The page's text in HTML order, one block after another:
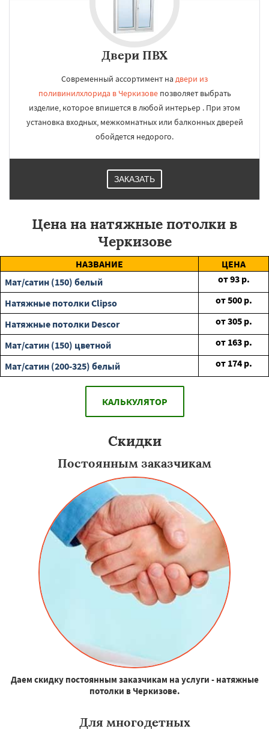
Двери ПВХ
Современный ассортимент на двери из
поливинилхлорида в Черкизовепозволяет выбрать
изделие, которое впишется в любой интерьер . При этом
установка входных, межкомнатных или балконных дверей
обойдется недорого.
ЗАКАЗАТЬ
Цена на натяжные потолки в
Черкизове
НАЗВАНИЕ
ЦЕНА
Мат/сатин (150) белый
от93 р.
Натяжные потолки Clipso
от500 р.
Натяжные потолки Descor
от305 р.
Мат/сатин (150) цветной
от 163 р.
Мат/сатин (200-325) белый
от 174 р.
КАЛЬКУЛЯТОР
Скидки
Постоянным заказчикам
Даем скидку постоянным заказчикам на услуги - натяжные
потолки в Черкизове.
Для многодетных